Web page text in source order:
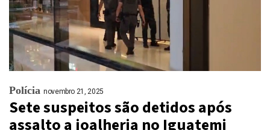
Polícia novembro 21, 2025
Sete suspeitos são detidos após
assalto a joalheria no Iguatemi